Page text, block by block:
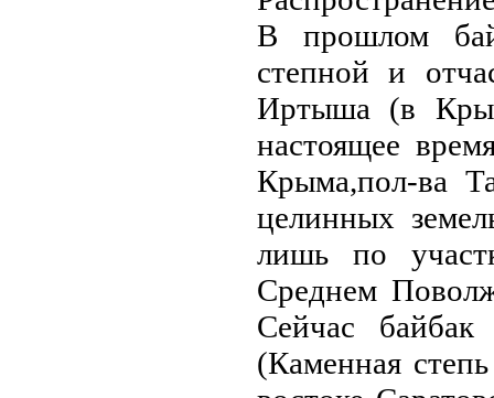
В прошлом
степной и
Иртыша (в
настоящее
Крыма,пол-ва
целинных
лишь по
Срeднем
Сейчас
(Каменная